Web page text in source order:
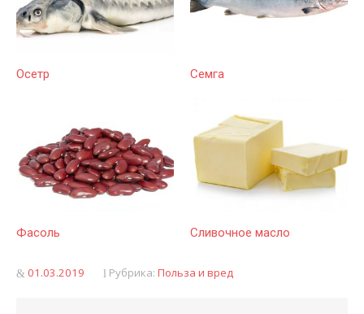
Осетр Семга
Фасоль Сливочное масло
Опубликовано
01.03.2019 Рубрика: Польза и вред